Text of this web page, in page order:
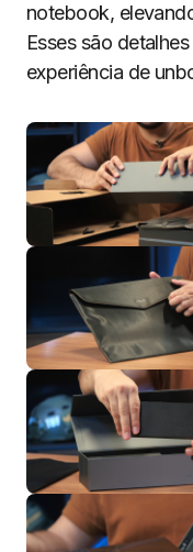
notebook,
Esses são
experiência de